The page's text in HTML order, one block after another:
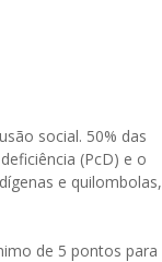
social. 50% das
(PcD) e o
e quilombolas,
de 5 pontos para